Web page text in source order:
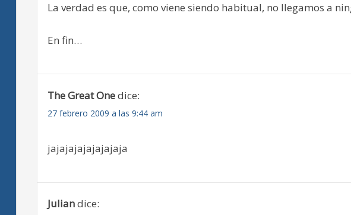
La verdad es que, como viene siendo habitual, no llegamos a
En fin…
The Great Onedice:
27 febrero 2009 a las 9:44 am
jajajajajajajajaja
Juliandice: